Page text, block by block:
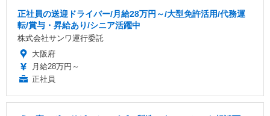
正社員の送迎ドライバー/月給28万円～/大型免許活用/代務運
転/賞与・昇給あり/シニア活躍中
株式会社サンワ運行委託
大阪府
月給28万円～
正社員